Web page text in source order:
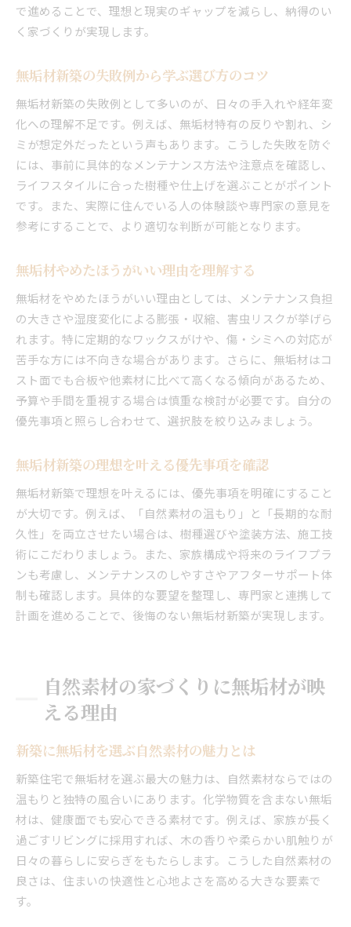
経年変化を楽しめる新築無垢材の魅力解説
無垢材の家とゴキブリ対策の基礎知識
無垢の家でゴキブリが発生する原因を探る
無垢の床ゴキブリ問題と安全な対策法
新築での無垢材と害虫リスクの基礎知識
無垢材の家ゴキブリ予防で快適さを守る
無垢材新築で後悔しない虫対策方法とは
価格とメンテナンス面で無垢材を比較
新築無垢材の価格相場とメンテナンスの違い
無垢材新築の維持費は本当に高いのか検証
無垢材と他素材のメンテナンス手間を比較
新築無垢材のコストパフォーマンスを考える
価格だけでなく新築無垢材の価値も重視しよう
長く快適に暮らす無垢材新築の極意
新築無垢材住宅を長持ちさせる生活習慣
無垢材新築で快適に暮らすための工夫
失敗しない無垢材新築のアフターケア方法
無垢材住宅で後悔しない暮らし方のポイント
で進めることで、理想と現実のギャップを減らし、納得のい
く家づくりが実現します。
無垢材新築の失敗例から学ぶ選び方のコツ
無垢材新築の失敗例として多いのが、日々の手入れや経年変
化への理解不足です。例えば、無垢材特有の反りや割れ、シ
ミが想定外だったという声もあります。こうした失敗を防ぐ
には、事前に具体的なメンテナンス方法や注意点を確認し、
ライフスタイルに合った樹種や仕上げを選ぶことがポイント
です。また、実際に住んでいる人の体験談や専門家の意見を
参考にすることで、より適切な判断が可能となります。
無垢材やめたほうがいい理由を理解する
無垢材をやめたほうがいい理由としては、メンテナンス負担
の大きさや湿度変化による膨張・収縮、害虫リスクが挙げら
れます。特に定期的なワックスがけや、傷・シミへの対応が
苦手な方には不向きな場合があります。さらに、無垢材はコ
スト面でも合板や他素材に比べて高くなる傾向があるため、
予算や手間を重視する場合は慎重な検討が必要です。自分の
優先事項と照らし合わせて、選択肢を絞り込みましょう。
無垢材新築の理想を叶える優先事項を確認
無垢材新築で理想を叶えるには、優先事項を明確にすること
が大切です。例えば、「自然素材の温もり」と「長期的な耐
久性」を両立させたい場合は、樹種選びや塗装方法、施工技
術にこだわりましょう。また、家族構成や将来のライフプラ
ンも考慮し、メンテナンスのしやすさやアフターサポート体
制も確認します。具体的な要望を整理し、専門家と連携して
計画を進めることで、後悔のない無垢材新築が実現します。
自然素材の家づくりに無垢材が映
える理由
新築に無垢材を選ぶ自然素材の魅力とは
新築住宅で無垢材を選ぶ最大の魅力は、自然素材ならではの
温もりと独特の風合いにあります。化学物質を含まない無垢
材は、健康面でも安心できる素材です。例えば、家族が長く
過ごすリビングに採用すれば、木の香りや柔らかい肌触りが
日々の暮らしに安らぎをもたらします。こうした自然素材の
良さは、住まいの快適性と心地よさを高める大きな要素で
す。